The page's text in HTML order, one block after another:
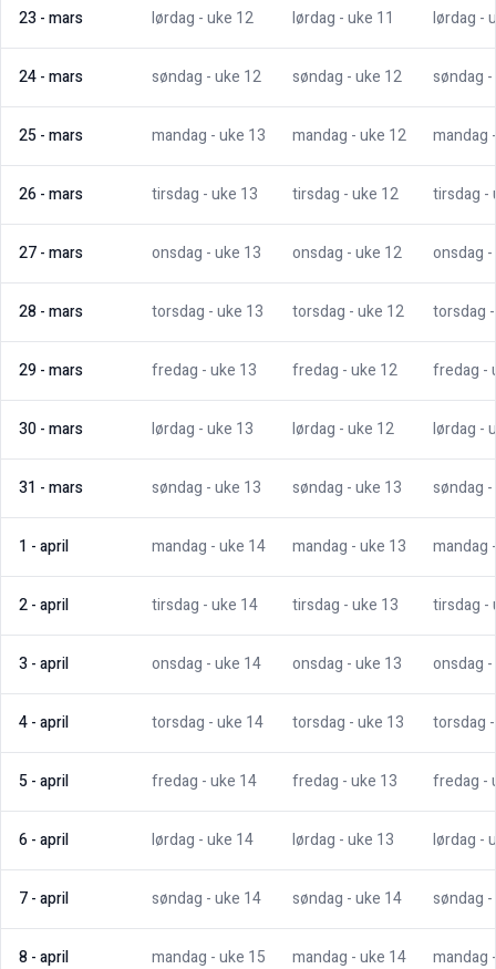
23 -mars lørdag - uke 12 lørdag - uke 11 lørdag -
24-mars søndag - uke 12 søndag - uke 12 søndag
25-mars mandag - uke 13 mandag - uke 12 mandag
26-mars tirsdag - uke 13 tirsdag - uke 12 tirsdag -
27-mars onsdag - uke 13 onsdag - uke 12 onsdag
28-mars torsdag - uke 13 torsdag - uke 12 torsdag
29-mars fredag - uke 13 fredag - uke 12 fredag -
30-mars lørdag - uke 13 lørdag - uke 12 lørdag -
31 -mars søndag - uke 13 søndag - uke 13 søndag
1 -april mandag - uke 14 mandag - uke 13 mandag
2-april tirsdag - uke 14 tirsdag - uke 13 tirsdag -
3 -april onsdag - uke 14 onsdag - uke 13 onsdag
4-april torsdag - uke 14 torsdag - uke 13 torsdag
5-april fredag - uke 14 fredag - uke 13 fredag -
6-april lørdag - uke 14 lørdag - uke 13 lørdag -
7-april søndag - uke 14 søndag - uke 14 søndag
8-april mandag - uke 15 mandag - uke 14 mandag